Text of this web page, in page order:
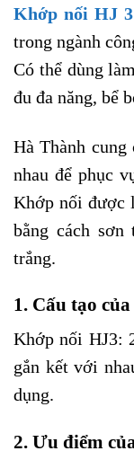
Khớp nối HJ 3
trong ngành
Có thể dùng
đu đa năng, bể
Hà Thành cung
nhau để phục
Khớp nối được
bằng cách sơn
trắng.
1. Cấu tạo
Khớp nối HJ3:
gắn kết với
dụng.
2. Ưu điểm